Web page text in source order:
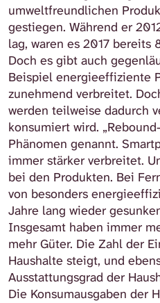
umweltfreundlichen
gestiegen. Während er
lag, waren es 2017 bereits
Doch es gibt auch
Beispiel energieeffiziente
zunehmend verbreitet.
werden teilweise dadurch
konsumiert wird.
Phänomen genannt.
immer stärker verbreitet.
bei den Produkten. Bei
von besonders
Jahre lang wieder
Insgesamt haben immer
mehr Güter. Die Zahl der
Haushalte steigt, und
Ausstattungsgrad der
Die Konsumausgaben der